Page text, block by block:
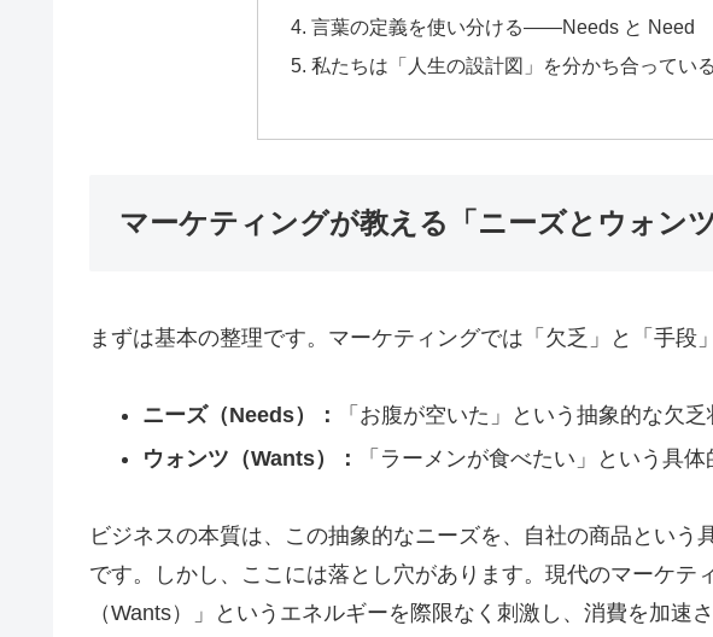
言葉の定義を使い分ける——Needs と Need
私たちは「人生の設計図」を分かち合っている
マーケティングが教える「ニーズとウォンツ
まずは基本の整理です。マーケティングでは「欠乏」と「手段
ニーズ（Needs）：
「お腹が空いた」という抽象的な欠乏
ウォンツ（Wants）：
「ラーメンが食べたい」という具体
ビジネスの本質は、この抽象的なニーズを、自社の商品という
です。しかし、ここには落とし穴があります。現代のマーケテ
（Wants）」というエネルギーを際限なく刺激し、消費を加速